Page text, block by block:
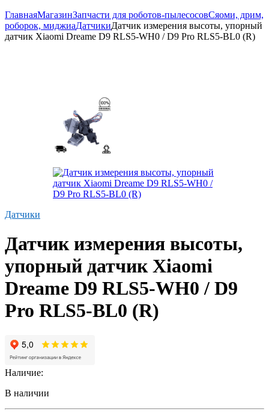
ГлавнаяМагазинЗапчасти для роботов-пылесосовСяоми, дрим,
роборок, миджиаДатчикиДатчик измерения высоты, упорный
датчик Xiaomi Dreame D9 RLS5-WH0 / D9 Pro RLS5-BL0 (R)
Датчики
Датчик измерения высоты,
упорный датчик Xiaomi
Dreame D9 RLS5-WH0 / D9
Pro RLS5-BL0 (R)
Наличие:
В наличии